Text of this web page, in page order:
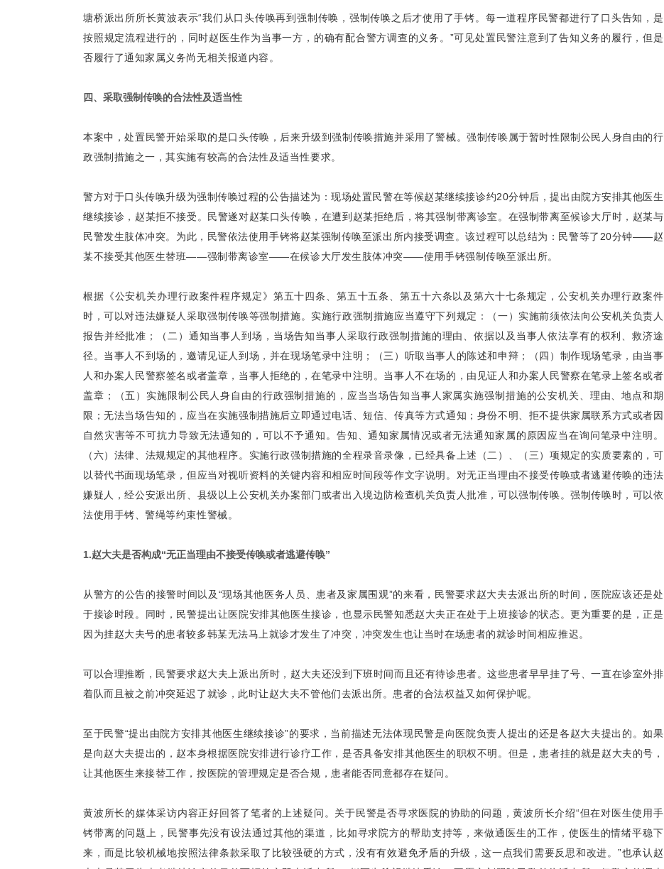
塘桥派出所所长黄波表示“我们从口头传唤再到强制传唤，强制传唤之后才使用了手铐。每一道程序民警都进行了口头告知，是
按照规定流程进行的，同时赵医生作为当事一方，的确有配合警方调查的义务。”可见处置民警注意到了告知义务的履行，但是
否履行了通知家属义务尚无相关报道内容。
四、采取强制传唤的合法性及适当性
本案中，处置民警开始采取的是口头传唤，后来升级到强制传唤措施并采用了警械。强制传唤属于暂时性限制公民人身自由的行
政强制措施之一，其实施有较高的合法性及适当性要求。
警方对于口头传唤升级为强制传唤过程的公告描述为：现场处置民警在等候赵某继续接诊约20分钟后，提出由院方安排其他医生
继续接诊，赵某拒不接受。民警遂对赵某口头传唤，在遭到赵某拒绝后，将其强制带离诊室。在强制带离至候诊大厅时，赵某与
民警发生肢体冲突。为此，民警依法使用手铐将赵某强制传唤至派出所内接受调查。该过程可以总结为：民警等了20分钟——赵
某不接受其他医生替班——强制带离诊室——在候诊大厅发生肢体冲突——使用手铐强制传唤至派出所。
根据《公安机关办理行政案件程序规定》第五十四条、第五十五条、第五十六条以及第六十七条规定，公安机关办理行政案件
时，可以对违法嫌疑人采取强制传唤等强制措施。实施行政强制措施应当遵守下列规定：（一）实施前须依法向公安机关负责人
报告并经批准；（二）通知当事人到场，当场告知当事人采取行政强制措施的理由、依据以及当事人依法享有的权利、救济途
径。当事人不到场的，邀请见证人到场，并在现场笔录中注明；（三）听取当事人的陈述和申辩；（四）制作现场笔录，由当事
人和办案人民警察签名或者盖章，当事人拒绝的，在笔录中注明。当事人不在场的，由见证人和办案人民警察在笔录上签名或者
盖章；（五）实施限制公民人身自由的行政强制措施的，应当当场告知当事人家属实施强制措施的公安机关、理由、地点和期
限；无法当场告知的，应当在实施强制措施后立即通过电话、短信、传真等方式通知；身份不明、拒不提供家属联系方式或者因
自然灾害等不可抗力导致无法通知的，可以不予通知。告知、通知家属情况或者无法通知家属的原因应当在询问笔录中注明。
（六）法律、法规规定的其他程序。实施行政强制措施的全程录音录像，已经具备上述（二）、（三）项规定的实质要素的，可
以替代书面现场笔录，但应当对视听资料的关键内容和相应时间段等作文字说明。对无正当理由不接受传唤或者逃避传唤的违法
嫌疑人，经公安派出所、县级以上公安机关办案部门或者出入境边防检查机关负责人批准，可以强制传唤。强制传唤时，可以依
法使用手铐、警绳等约束性警械。
1.赵大夫是否构成“无正当理由不接受传唤或者逃避传唤”
从警方的公告的接警时间以及“现场其他医务人员、患者及家属围观”的来看，民警要求赵大夫去派出所的时间，医院应该还是处
于接诊时段。同时，民警提出让医院安排其他医生接诊，也显示民警知悉赵大夫正在处于上班接诊的状态。更为重要的是，正是
因为挂赵大夫号的患者较多韩某无法马上就诊才发生了冲突，冲突发生也让当时在场患者的就诊时间相应推迟。
可以合理推断，民警要求赵大夫上派出所时，赵大夫还没到下班时间而且还有待诊患者。这些患者早早挂了号、一直在诊室外排
着队而且被之前冲突延迟了就诊，此时让赵大夫不管他们去派出所。患者的合法权益又如何保护呢。
至于民警“提出由院方安排其他医生继续接诊”的要求，当前描述无法体现民警是向医院负责人提出的还是各赵大夫提出的。如果
是向赵大夫提出的，赵本身根据医院安排进行诊疗工作，是否具备安排其他医生的职权不明。但是，患者挂的就是赵大夫的号，
让其他医生来接替工作，按医院的管理规定是否合规，患者能否同意都存在疑问。
黄波所长的媒体采访内容正好回答了笔者的上述疑问。关于民警是否寻求医院的协助的问题，黄波所长介绍“但在对医生使用手
铐带离的问题上，民警事先没有设法通过其他的渠道，比如寻求院方的帮助支持等，来做通医生的工作，使医生的情绪平稳下
来，而是比较机械地按照法律条款采取了比较强硬的方式，没有有效避免矛盾的升级，这一点我们需要反思和改进。”也承认赵